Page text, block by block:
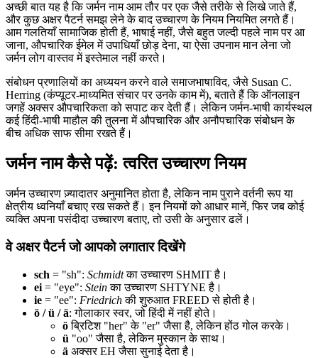
अच्छी बात यह है कि जर्मन नाम आम तौर पर एक जैसे तरीके से लिखे जाते हैं,
और कुछ अक्षर पैटर्न समझ लेने के बाद उच्चारण के नियम नियमित लगते हैं।
आम गलतियाँ सामाजिक होती हैं, भाषाई नहीं, जैसे बहुत जल्दी पहले नाम पर आ
जाना, औपचारिक ईमेल में उपाधियाँ छोड़ देना, या ऐसा उपनाम मान लेना जो
जर्मन लोग वास्तव में इस्तेमाल नहीं करते।
संबोधन प्रणालियों का अध्ययन करने वाले समाजभाषाविद, जैसे Susan C.
Herring (कंप्यूटर-माध्यमित संचार पर उनके काम में), बताते हैं कि ऑनलाइन
जगहें अक्सर औपचारिकता को सपाट कर देती हैं। लेकिन जर्मन-भाषी कार्यस्थल
कई हिंदी-भाषी माहौल की तुलना में औपचारिक और अनौपचारिक संबोधन के
बीच अधिक साफ सीमा रखते हैं।
जर्मन नाम कैसे पढ़ें: त्वरित उच्चारण नियम
जर्मन उच्चारण ज़्यादातर अनुमानित होता है, लेकिन नाम पुराने वर्तनी रूप या
क्षेत्रीय ध्वनियाँ बचाए रख सकते हैं। इन नियमों को आधार मानें, फिर जब कोई
व्यक्ति अपना पसंदीदा उच्चारण बताए, तो उसी के अनुसार ढलें।
वे अक्षर पैटर्न जो आपको लगातार दिखेंगे
sch = "sh": Schmidtका उच्चारण SHMIT है।
ei = "eye": Steinका उच्चारण SHTYNE है।
ie = "ee": Friedrichकी शुरुआत FREED से होती है।
ö / ü / ä: गोलाकार स्वर, जो हिंदी में नहीं होते।
öब्रिटिश "her" के "er" जैसा है, लेकिन होंठ गोल करके।
ü "oo" जैसा है, लेकिन मुस्कान के साथ।
ä अक्सर EH जैसा सुनाई देता है।